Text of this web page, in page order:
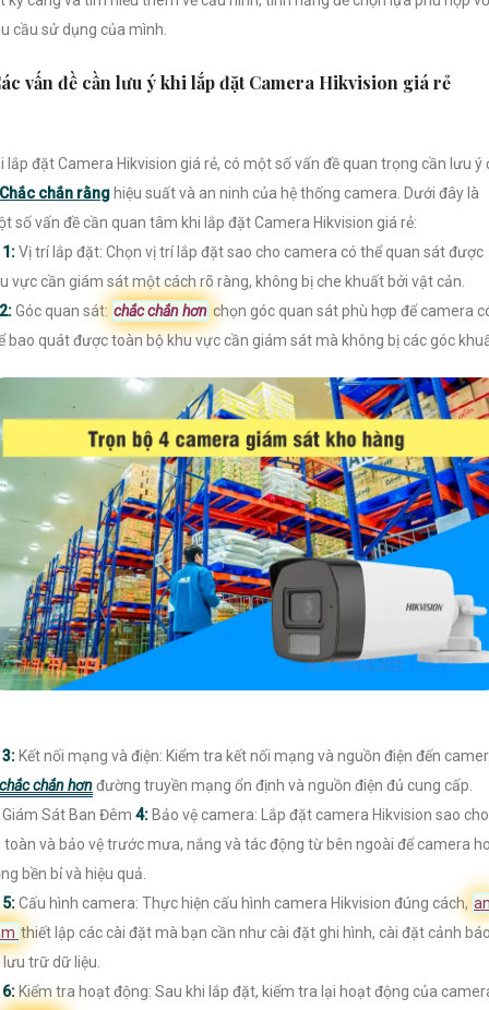
cầu sử dụng của mình.
vấn đề cần lưu ý khi lắp đặt Camera Hikvision giá rẻ
lắp đặt Camera Hikvision giá rẻ, có một số vấn đề quan trọng cần lưu ý
Chắc chắn rằng hiệu suất và an ninh của hệ thống camera. Dưới đây là
số vấn đề cần quan tâm khi lắp đặt Camera Hikvision giá rẻ:
1:Vị trí lắp đặt: Chọn vị trí lắp đặt sao cho camera có thể quan sát được
vực cần giám sát một cách rõ ràng, không bị che khuất bởi vật cản.
2:Góc quan sát: chắc chắn hơn chọn góc quan sát phù hợp để camera
bao quát được toàn bộ khu vực cần giám sát mà không bị các góc
3: Kết nối mạng và điện: Kiểm tra kết nối mạng và nguồn điện đến
chắc chắn hơnđường truyền mạng ổn định và nguồn điện đủ cung cấp.
Giám Sát Ban Đêm 4: Bảo vệ camera: Lắp đặt camera Hikvision sao cho
toàn và bảo vệ trước mưa, nắng và tác động từ bên ngoài để camera
bền bỉ và hiệu quả.
5:Cấu hình camera: Thực hiện cấu hình camera Hikvision đúng cách,
thiết lập các cài đặt mà bạn cần như cài đặt ghi hình, cài đặt cảnh
lưu trữ dữ liệu.
6: Kiểm tra hoạt động: Sau khi lắp đặt, kiểm tra lại hoạt động của